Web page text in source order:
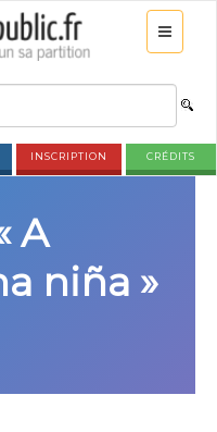
INSCRIPTION CRÉDITS
A
niña »